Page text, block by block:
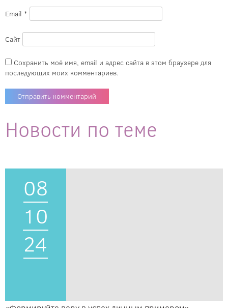
Email *
Сайт
Сохранить моё имя, email и адрес сайта в этом браузере для
последующих моих комментариев.
Новости по теме
08
10
24